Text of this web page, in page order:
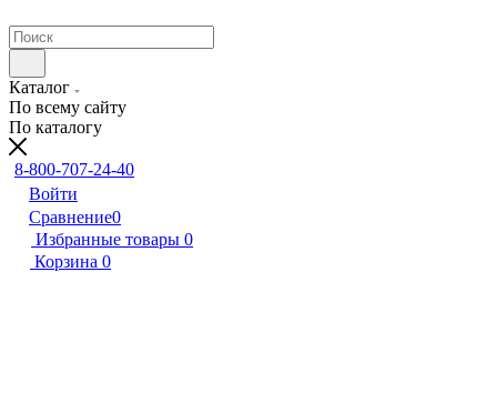
Каталог
По всему сайту
По каталогу
8-800-707-24-40
Войти
Сравнение0
Избранные товары 0
Корзина 0